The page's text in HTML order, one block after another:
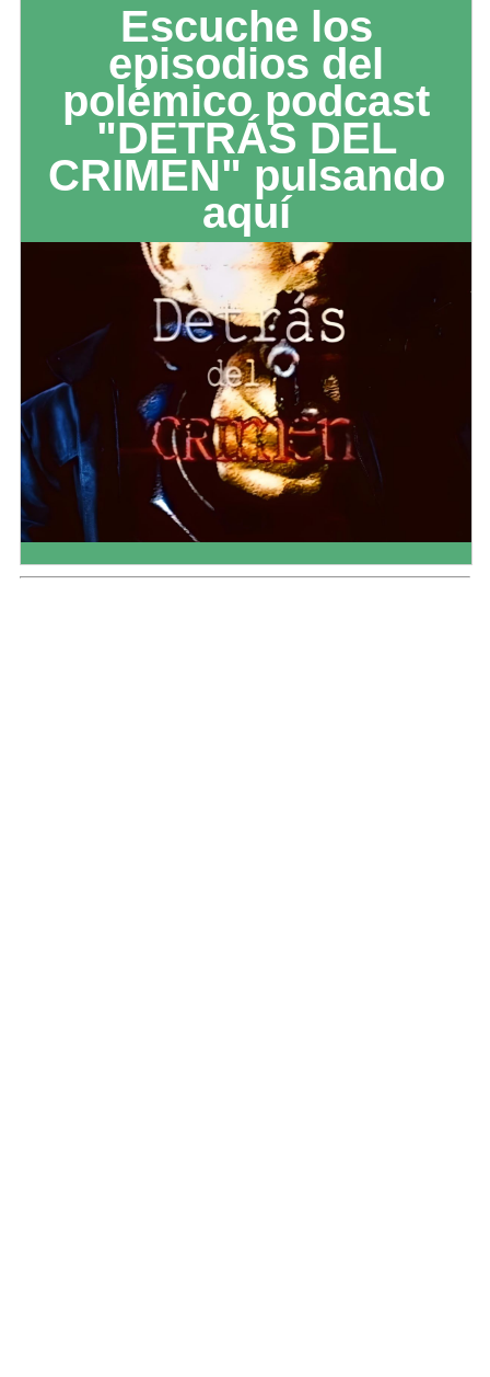
Escuche los
episodios del
polémico podcast
"DETRÁS DEL
CRIMEN" pulsando
aquí